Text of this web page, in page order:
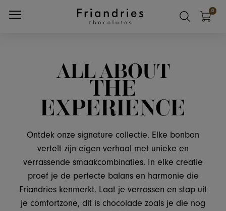
0
SLUIT
POPULAIRE
PRODUCTEN
ALL ABOUT
THE
EXPERIENCE
Ontdek onze signature collectie. Elke bonbon
vertelt zijn eigen verhaal met unieke en
verrassende smaakcombinaties. In elke creatie
proef je de perfecte balans en harmonie die
Friandries kenmerkt. Laat je verrassen en stap uit
je comfortzone, dit is chocolade zoals je die nog